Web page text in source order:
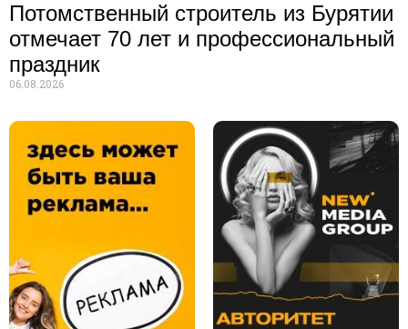
Потомственный строитель из Бурятии
отмечает 70 лет и профессиональный
праздник
06.08.2026